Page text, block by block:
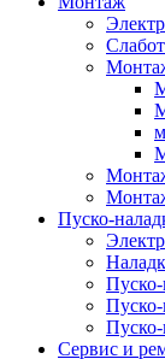
Пуско-
Пуско-
Пуско-
Пуско-
Сервис и